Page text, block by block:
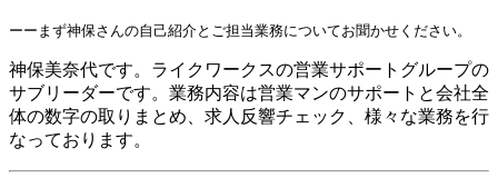
ーーまず神保さんの自己紹介とご担当業務についてお聞かせください。
神保美奈代です。ライクワークスの営業サポートグループの
サブリーダーです。業務内容は営業マンのサポートと会社全
体の数字の取りまとめ、求人反響チェック、様々な業務を行
なっております。